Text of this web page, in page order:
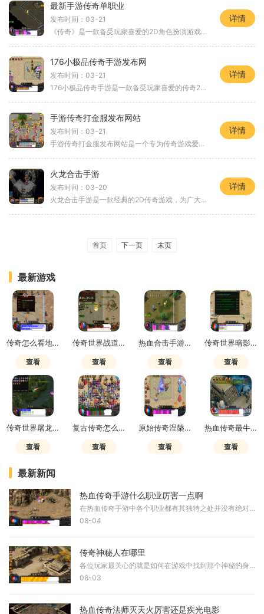
最新手游传奇单职业
发布时间：03-21
《传奇》是一款备受玩家喜爱的2D角色扮演游戏，玩家可以亲身体验万人在线的世界，感受到与其他玩家进行互动的乐趣。本文将介绍传奇游戏的具体玩法，让玩家能更好地了解这款游戏
详情
176小极品传奇手游发布网
发布时间：03-21
176小极品传奇手游是一款备受玩家喜爱的传奇2D角色扮演游戏。作为一款万人在线的游戏，它提供了丰富多样的玩法和多人互动的体验，让玩家们享受到野外冒险、组队战斗、装备打造、
详情
手游传奇打金服发布网站
发布时间：03-21
手游传奇打金服发布网站是一个专为传奇游戏爱好者打金而设计的在线平台。作为一款长盛不衰的传奇游戏，其独特的游戏玩法以及丰富多样的游戏内容吸引了无数玩家的关注和热爱。
详情
火龙合击手游
发布时间：03-20
火龙合击手游是一款经典的2D传奇游戏，为广大玩家提供了一个精彩的角色扮演世界。这款游戏以其强大的万人在线功能和丰富的玩家互动功能而闻名，使得玩家能够体验到丰富多样的冒
详情
首页 下一页 末页
最新游戏
传奇怎么看地上物品
查看
传奇世界战道对比战战
查看
热血合击手游转职卡
查看
传奇世界暗影迷宫攻略
查看
传奇世界屠龙什么属性厉害一点啊
查看
复古传奇怎么锻造武器的技能
查看
原始传奇涅槃怪物怎么打的
查看
热血传奇最牛极品装备
查看
最新新闻
热血传奇手游什么职业厉害一点啊
在热血传奇手游中各个职业都有其独特之处并没有绝对的强弱之分关键在于玩家如何根据自身喜好和游戏需求做出选择游戏中提供多种职业选择常见的基本职业包括战士法师和道士不同
08-04
传奇神秘人在哪里
各位玩家最关心的就是如何在游戏中找到那个神秘的身影。宝贝们可以在游戏中的特定地图里寻找线索，比如祖玛寺庙、赤月地图这些热门打宝地点，往往藏着不少秘密。在这些地方转
08-03
热血传奇法师灭天火厉害还是疾光电影